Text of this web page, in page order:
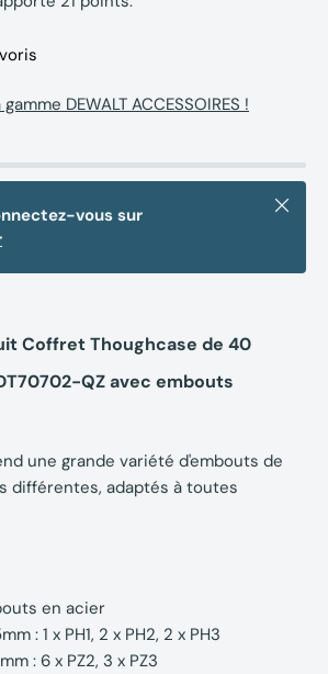
DEWALT ACCESSOIRES !
vous sur
Fermer
Coffret Thoughcase de 40
QZ avec embouts
une grande variété d'embouts de
différentes, adaptés à toutes
en acier
: 1 x PH1, 2 x PH2, 2 x PH3
: 6 x PZ2, 3 x PZ3